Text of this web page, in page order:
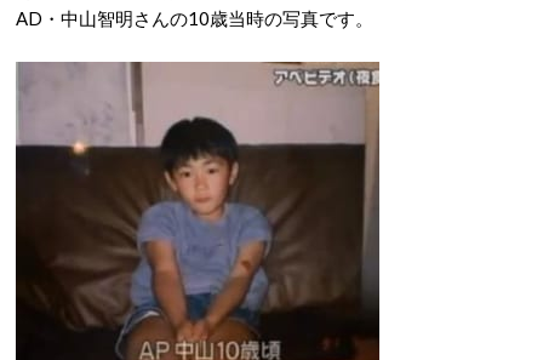
AD・中山智明さんの10歳当時の写真です。